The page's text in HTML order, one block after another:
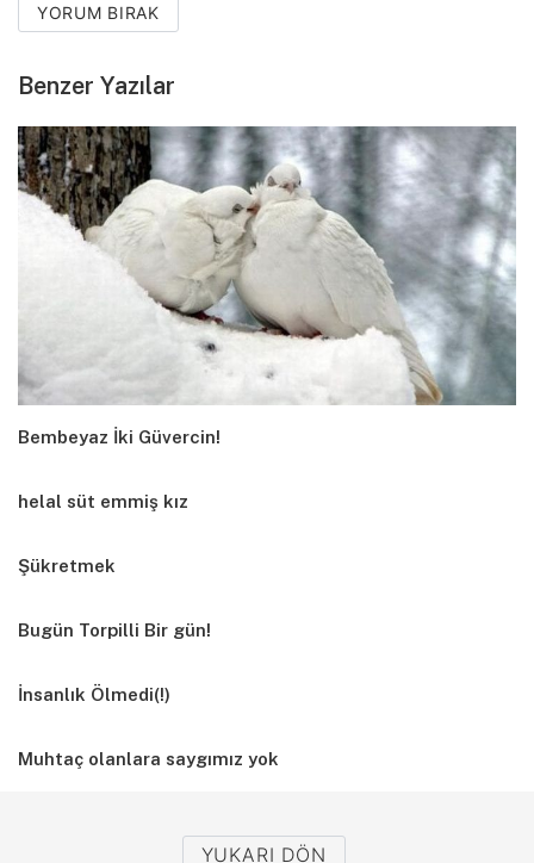
YORUM BIRAK
Benzer Yazılar
Bembeyaz İki Güvercin!
helal süt emmiş kız
Şükretmek
Bugün Torpilli Bir gün!
İnsanlık Ölmedi(!)
Muhtaç olanlara saygımız yok
YUKARI DÖN